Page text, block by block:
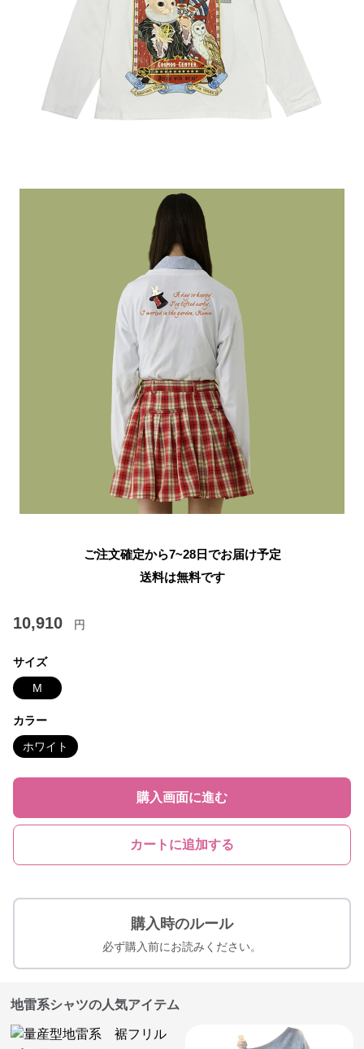
ご注文確定から7~28日でお届け予定
送料は無料です
10,910 円
サイズ
M
カラー
ホワイト
購入画面に進む
カートに追加する
購入時のルール
必ず購入前にお読みください。
地雷系シャツの人気アイテム